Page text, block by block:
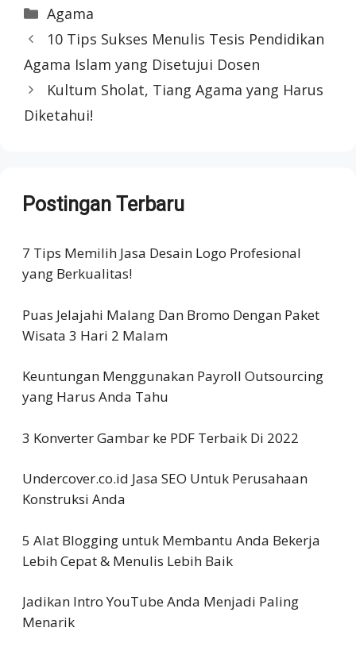
Categories
Agama
10 Tips Sukses Menulis Tesis Pendidikan
Agama Islam yang Disetujui Dosen
Kultum Sholat, Tiang Agama yang Harus
Diketahui!
Postingan Terbaru
7 Tips Memilih Jasa Desain Logo Profesional
yang Berkualitas!
Puas Jelajahi Malang Dan Bromo Dengan Paket
Wisata 3 Hari 2 Malam
Keuntungan Menggunakan Payroll Outsourcing
yang Harus Anda Tahu
3 Konverter Gambar ke PDF Terbaik Di 2022
Undercover.co.id Jasa SEO Untuk Perusahaan
Konstruksi Anda
5 Alat Blogging untuk Membantu Anda Bekerja
Lebih Cepat & Menulis Lebih Baik
Jadikan Intro YouTube Anda Menjadi Paling
Menarik